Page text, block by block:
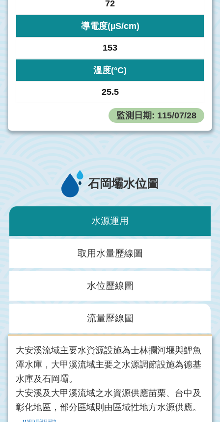
72
導電度(µS/cm)
153
溫度(°C)
25.5
監測日期: 115/07/28
石岡壩水位圖
水源運用
取用水量歷線圖
水位歷線圖
流量歷線圖
大安溪流域主要水資源設施為士林攔河堰與鯉魚
潭水庫，大甲溪流域主要之水源調節設施為德基
水庫及石岡壩。
大安溪及大甲溪流域之水資源供應苗栗、台中及
彰化地區，部分區域則由區域性地方水源供應。